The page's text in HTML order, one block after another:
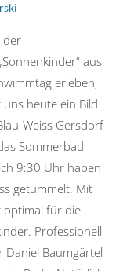
der
aus
erleben,
heute ein Bild
Weiss Gersdorf
Sommerbad
9:30 Uhr haben
getummelt. Mit
optimal für die
Professionell
Daniel Baumgärtel